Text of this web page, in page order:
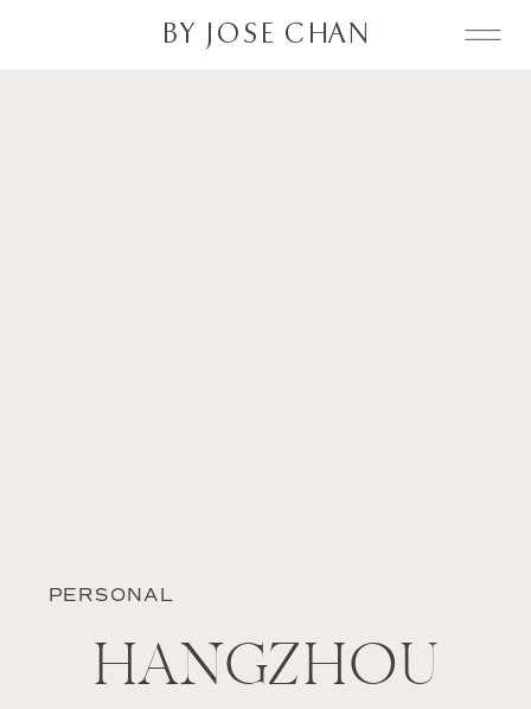
BY JOSE CHAN
PERSONAL
HANGZHOU